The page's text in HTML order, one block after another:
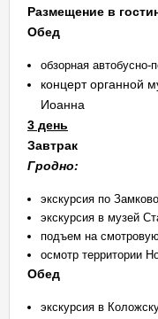
Размещение в
Обед
обзорная автобусно-
концерт органной
Иоанна
3 день
Завтрак
Гродно:
экс­кур­сия по
экскурсия в музей
подъем на
осмотр территории
Обед
экс­кур­сия в